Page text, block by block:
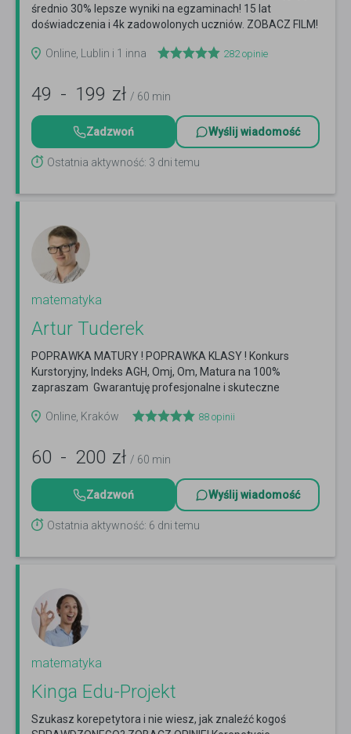
średnio 30% lepsze wyniki na egzaminach! 15 lat
doświadczenia i 4k zadowolonych uczniów. ZOBACZ FILM!
Online, Lublin i 1 inna
282opinie
49 - 199 zł / 60 min
Zadzwoń Wyślij wiadomość
Ostatnia aktywność: 3 dni temu
matematyka
Artur Tuderek
POPRAWKA MATURY ! POPRAWKA KLASY ! Konkurs
Kurstoryjny, Indeks AGH, Omj, Om, Matura na 100%
zapraszam Gwarantuję profesjonalne i skuteczne
Online, Kraków
88 opinii
60 - 200 zł / 60 min
Zadzwoń Wyślij wiadomość
Ostatnia aktywność: 6 dni temu
matematyka
Kinga Edu-Projekt
Szukasz korepetytora i nie wiesz, jak znaleźć kogoś